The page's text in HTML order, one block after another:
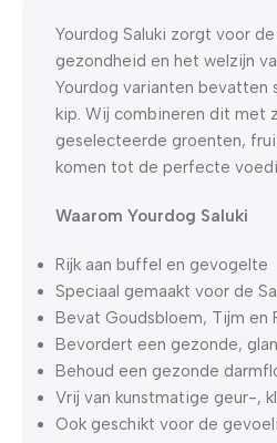
Yourdog Saluki zorgt voor
gezondheid en het welzijn
Yourdog varianten bevatten
kip. Wij combineren dit met
geselecteerde groenten,
komen tot de perfecte
Waarom Yourdog Saluki
Rijk aan buffel en gevogelte
Speciaal gemaakt voor de
Bevat Goudsbloem, Tijm en
Bevordert een gezonde,
Behoud een gezonde
Vrij van kunstmatige geur-,
Ook geschikt voor de